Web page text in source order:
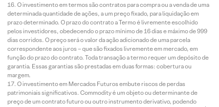
O investimento em termos são contratos para compra ou a venda de uma
determinada quantidade de ações, a um preço fixado, para liquidação em
prazo determinado. O prazo do contrato a Termo é livremente escolhido
pelos investidores, obedecendo o prazo mínimo de 16 dias e máximo de 999
dias corridos. O preço será o valor da ação adicionado de uma parcela
correspondente aos juros – que são fixados livremente em mercado, em
função do prazo do contrato. Toda transação a termo requer um depósito de
garantia. Essas garantias são prestadas em duas formas: cobertura ou
margem.
O investimento em Mercados Futuros embute riscos de perdas
patrimoniais significativos. Commodity é um objeto ou determinante de
preço de um contrato futuro ou outro instrumento derivativo, podendo